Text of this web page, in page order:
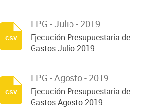
EPG - Julio - 2019
Ejecución Presupuestaria de
Gastos Julio 2019
csv
EPG - Agosto - 2019
Ejecución Presupuestaria de
Gastos Agosto 2019
csv